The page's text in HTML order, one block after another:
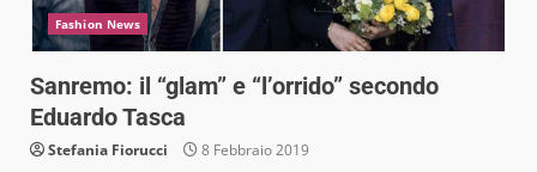
Fashion News
Sanremo: il “glam” e “l’orrido” secondo
Eduardo Tasca
Stefania Fiorucci 8 Febbraio 2019